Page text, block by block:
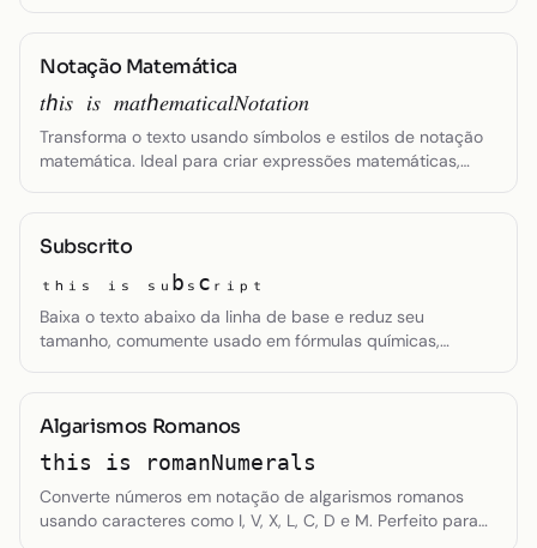
Notação Matemática
𝑡ℎ𝑖𝑠 𝑖𝑠 𝑚𝑎𝑡ℎ𝑒𝑚𝑎𝑡𝑖𝑐𝑎𝑙𝑁𝑜𝑡𝑎𝑡𝑖𝑜𝑛
Transforma o texto usando símbolos e estilos de notação
matemática. Ideal para criar expressões matemáticas,
Subscrito
ₜₕᵢₛ ᵢₛ ₛᵤbₛcᵣᵢₚₜ
Baixa o texto abaixo da linha de base e reduz seu
tamanho, comumente usado em fórmulas químicas,
Algarismos Romanos
this is romanNumerals
Converte números em notação de algarismos romanos
usando caracteres como I, V, X, L, C, D e M. Perfeito para